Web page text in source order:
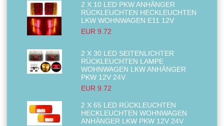
2 X 10 LED PKW ANHÄNGER
RÜCKLEUCHTEN HECKLEUCHTEN
LKW WOHNWAGEN E11 12V
EUR 9.72
2 X 30 LED SEITENLICHTER
RÜCKLEUCHTEN LAMPE
WOHNWAGEN LKW ANHÄNGER
PKW 12V 24V
EUR 9.72
2 X 65 LED RÜCKLEUCHTEN
HECKLEUCHTEN WOHNWAGEN
ANHÄNGER LKW PKW 12V 24V